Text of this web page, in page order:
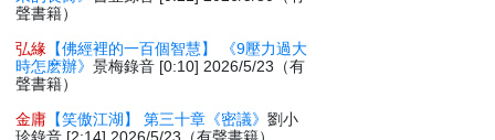
聲書籍）
弘緣 【佛經裡的一百個智慧】 《9壓力過大
時怎麽辦》景梅錄音 [0:10] 2026/5/23（有
聲書籍）
金庸 【笑傲江湖】 第三十章《密議》劉小